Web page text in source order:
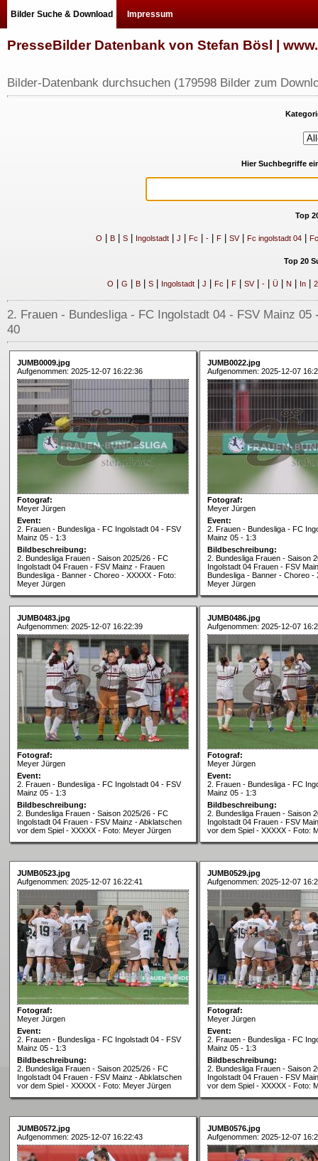
Bilder Suche & Download Impressum
PresseBilder Datenbank von Stefan Bösl |
Bilder-Datenbank durchsuchen (179598 Bilder zum
Hier Suchbegriffe
Top
O B| S| Ingolstadt| J Fc -| F| SV| Fc ingolstadt 04|
Top 20
O G B| S| Ingolstadt| J Fc F| SV| -| Ü| N In| 2
2. Frauen - Bundesliga - FC Ingolstadt 04 - FSV Mainz
40
JUMB0009.jpg
Aufgenommen: 2025-12-07 16:22:36
Fotograf:
Meyer Jürgen
Event:
2. Frauen - Bundesliga - FC Ingolstadt 04 - FSV
Mainz 05 - 1:3
Bildbeschreibung:
2. Bundesliga Frauen - Saison 2025/26 - FC
Ingolstadt 04 Frauen - FSV Mainz - Frauen
Bundesliga - Banner - Choreo - XXXXX - Foto:
Meyer Jürgen
JUMB0022.jpg
Aufgenommen: 2025-12-07
Fotograf:
Meyer Jürgen
Event:
2. Frauen - Bundesliga - FC
Mainz 05 - 1:3
Bildbeschreibung:
2. Bundesliga Frauen - Saison
Ingolstadt 04 Frauen - FSV
Bundesliga - Banner - Choreo -
Meyer Jürgen
JUMB0483.jpg
Aufgenommen: 2025-12-07 16:22:39
Fotograf:
Meyer Jürgen
Event:
2. Frauen - Bundesliga - FC Ingolstadt 04 - FSV
Mainz 05 - 1:3
Bildbeschreibung:
2. Bundesliga Frauen - Saison 2025/26 - FC
Ingolstadt 04 Frauen - FSV Mainz - Abklatschen
vor dem Spiel - XXXXX - Foto: Meyer Jürgen
JUMB0486.jpg
Aufgenommen: 2025-12-07
Fotograf:
Meyer Jürgen
Event:
2. Frauen - Bundesliga - FC
Mainz 05 - 1:3
Bildbeschreibung:
2. Bundesliga Frauen - Saison
Ingolstadt 04 Frauen - FSV
vor dem Spiel - XXXXX - Foto:
JUMB0523.jpg
Aufgenommen: 2025-12-07 16:22:41
Fotograf:
Meyer Jürgen
Event:
2. Frauen - Bundesliga - FC Ingolstadt 04 - FSV
Mainz 05 - 1:3
Bildbeschreibung:
2. Bundesliga Frauen - Saison 2025/26 - FC
Ingolstadt 04 Frauen - FSV Mainz - Abklatschen
vor dem Spiel - XXXXX - Foto: Meyer Jürgen
JUMB0529.jpg
Aufgenommen: 2025-12-07
Fotograf:
Meyer Jürgen
Event:
2. Frauen - Bundesliga - FC
Mainz 05 - 1:3
Bildbeschreibung:
2. Bundesliga Frauen - Saison
Ingolstadt 04 Frauen - FSV
vor dem Spiel - XXXXX - Foto:
JUMB0572.jpg
Aufgenommen: 2025-12-07 16:22:43
JUMB0576.jpg
Aufgenommen: 2025-12-07